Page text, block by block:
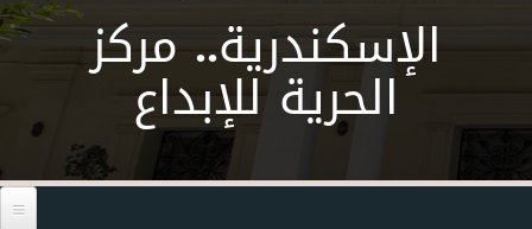
الإسكندرية.. مركز
الحرية للإبداع